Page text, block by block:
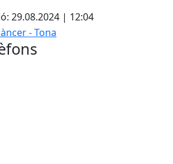
29.08.2024 | 12:04
- Tona